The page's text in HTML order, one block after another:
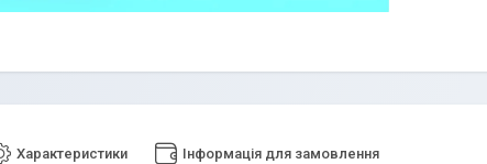
Характеристики Інформація для замовлення